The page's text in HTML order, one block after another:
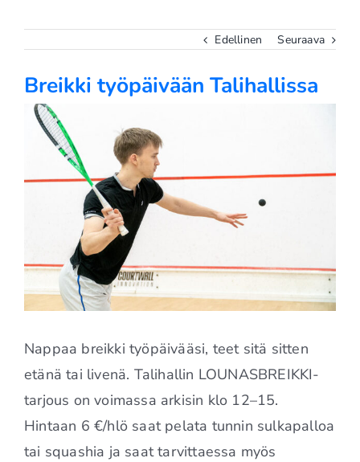
Edellinen Seuraava
Breikki työpäivään Talihallissa
Katso
kuvaa
isompana
Nappaa breikki työpäivääsi, teet sitä sitten
etänä tai livenä. Talihallin LOUNASBREIKKI-
tarjous on voimassa arkisin klo 12–15.
Hintaan 6 €/hlö saat pelata tunnin sulkapalloa
tai squashia ja saat tarvittaessa myös